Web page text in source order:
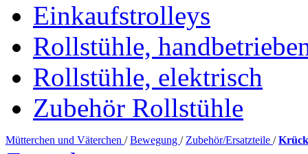
Einkaufstrolleys
Rollstühle,
Rollstühle, elektrisch
Zubehör Rollstühle
Mütterchen und Väterchen / Bewegung / Zubehör/Ersatzteile /